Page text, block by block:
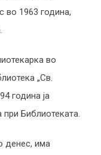
во 1963 година,
во
„Св.
година ја
Библиотеката.
денес, има